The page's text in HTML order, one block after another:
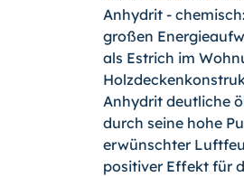
Anhydrit -
großen
als Estrich im
Anhydrit deutliche
durch seine hohe
erwünschter
positiver Effekt für